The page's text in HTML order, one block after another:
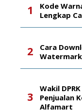
Kode
Lengkap
Cara
Watermark
Wakil
Penjualan
Alfamart